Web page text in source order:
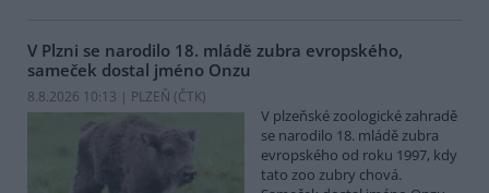
V Plzni se narodilo 18. mládě zubra evropského,
sameček dostal jméno Onzu
8.8.2026 10:13 | PLZEŇ (ČTK)
V plzeňské zoologické zahradě
se narodilo 18. mládě zubra
evropského od roku 1997, kdy
tato zoo zubry chová.